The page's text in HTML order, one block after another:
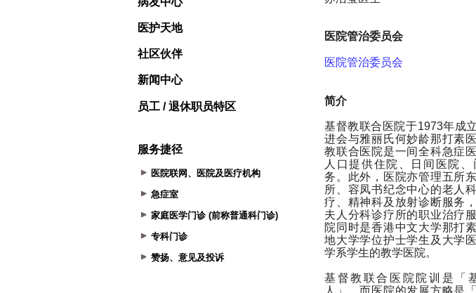
医护天地
社区伙伴
新闻中心
员工 / 退休职员特区
服务捷径
医院联网、医院及医疗机构
急症室
家庭医学门诊 (前称普通科门诊)
专科门诊
赞扬、意见及投诉